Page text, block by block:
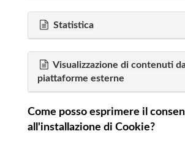
Statistica
Visualizzazione di contenuti
piattaforme esterne
Come posso esprimere il
all'installazione di Cookie?